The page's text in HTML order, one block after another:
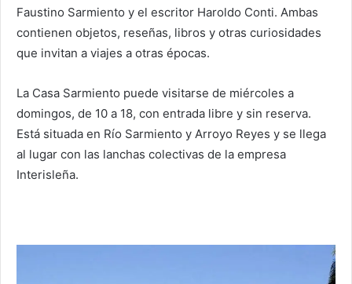
Faustino Sarmiento y el escritor Haroldo Conti. Ambas
contienen objetos, reseñas, libros y otras curiosidades
que invitan a viajes a otras épocas.
La Casa Sarmiento puede visitarse de miércoles a
domingos, de 10 a 18, con entrada libre y sin reserva.
Está situada en Río Sarmiento y Arroyo Reyes y se llega
al lugar con las lanchas colectivas de la empresa
Interisleña.